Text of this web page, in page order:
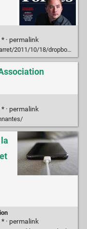
· permalink
of-techs-hottest-startup/?sh=2a3171ac6437
· permalink
· permalink